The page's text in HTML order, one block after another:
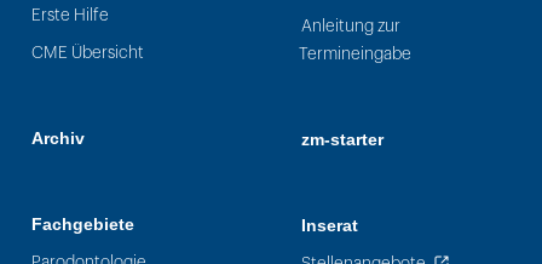
Erste Hilfe
CME Übersicht
Archiv
Fachgebiete
Anleitung zur
Termineingabe
zm-starter
Inserat